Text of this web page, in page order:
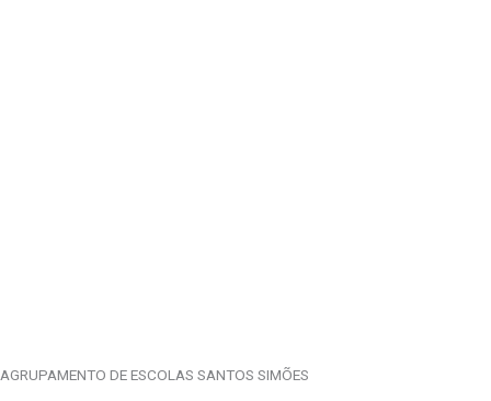
AGRUPAMENTO DE ESCOLAS SANTOS SIMÕES